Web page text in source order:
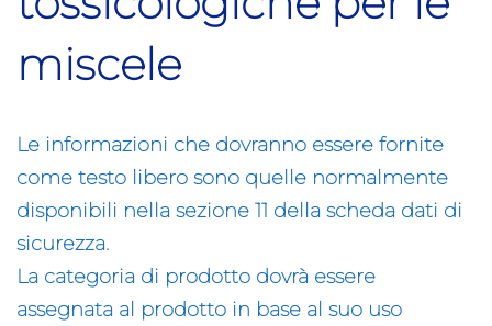
miscele
Le informazioni che dovranno essere fornite
come testo libero sono quelle normalmente
disponibili nella sezione 11 della scheda dati di
sicurezza.
La categoria di prodotto dovrà essere
assegnata al prodotto in base al suo uso